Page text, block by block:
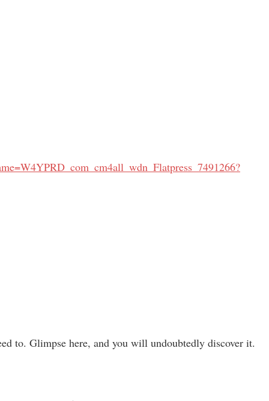
to. Glimpse here, and you will undoubtedly discover it.